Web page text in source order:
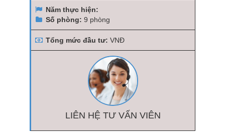
Năm thực hiện:
Số phòng: 9 phòng
Tổng mức đầu tư: VNĐ
LIÊN HỆ TƯ VẤN VIÊN